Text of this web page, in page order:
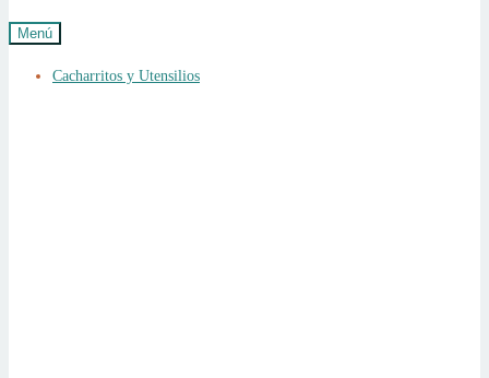
Menú
Cacharritos y Utensilios